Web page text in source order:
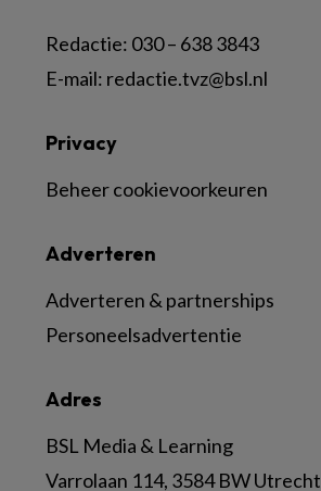
Redactie: 030 – 638 3843
E-mail: redactie.tvz@bsl.nl
Adres
BSL Media & Learning
Varrolaan 114, 3584 BW Utrecht
Adverteren
Adverteren & partnerships
Personeelsadvertentie
Privacy
Beheer cookievoorkeuren